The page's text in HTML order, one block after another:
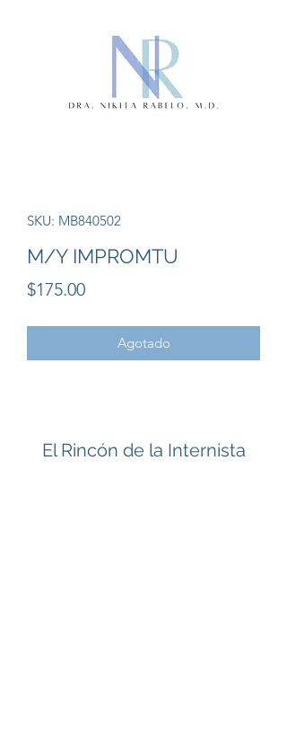
SKU: MB840502
M/Y IMPROMTU
$175.00Precio
Agotado
El Rincón de la Internista